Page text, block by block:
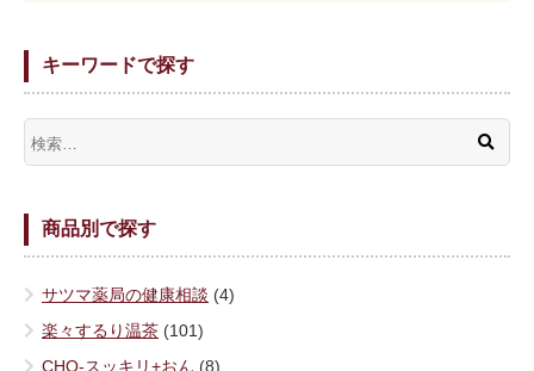
キーワードで探す
商品別で探す
サツマ薬局の健康相談 (4)
楽々するり温茶 (101)
CHO-スッキリ+おん (8)